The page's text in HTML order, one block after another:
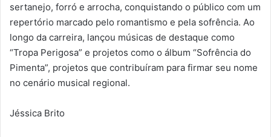
sertanejo, forró e arrocha, conquistando o público com um
repertório marcado pelo romantismo e pela sofrência. Ao
longo da carreira, lançou músicas de destaque como
“Tropa Perigosa” e projetos como o álbum “Sofrência do
Pimenta”, projetos que contribuíram para firmar seu nome
no cenário musical regional.
Jéssica Brito